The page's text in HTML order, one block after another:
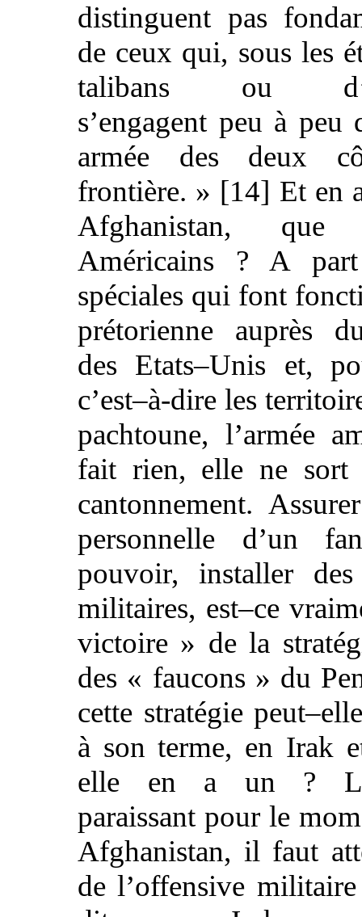
distinguent pas
de ceux qui, sous les
talibans ou
s’engagent peu à peu
armée des deux
frontière. » [14] Et en
Afghanistan,
Américains ? A
spéciales qui font
prétorienne auprès
des Etats–Unis et,
c’est–à-dire les
pachtoune, l’armée
fait rien, elle ne sort
cantonnement.
personnelle d’un
pouvoir, installer des
militaires, est–ce
victoire » de la
des « faucons » du
cette stratégie
à son terme, en Irak
elle en a un ?
paraissant pour le
Afghanistan, il faut
de l’offensive